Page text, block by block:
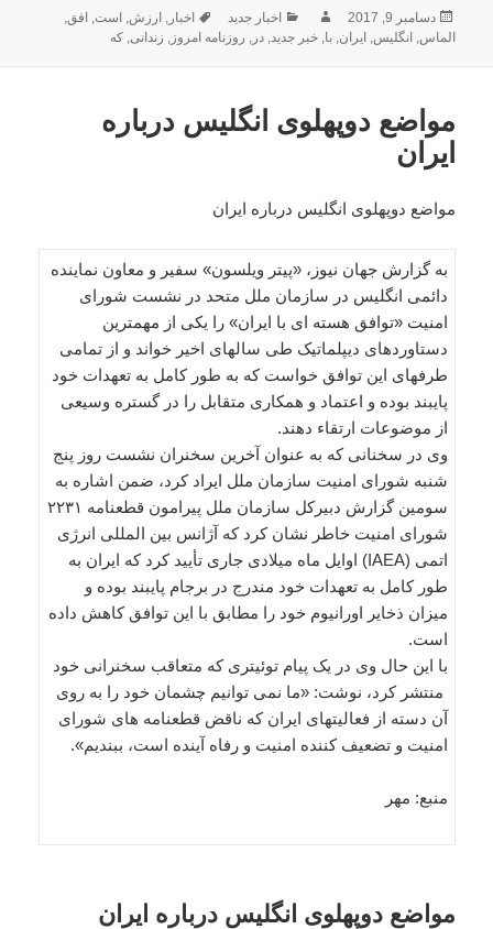
ارسال
شده
دسامبر 9, 2017 نویسندهدسته‌ها
اخبار جدید برچسب‌ها
اخبار, ارزش, است, افق,
الماس, انگلیس, ایران,با,خبر جدید,در, روزنامه امروز, زندانی,که
مواضع دوپهلوی انگلیس درباره
ایران
مواضع دوپهلوی انگلیس درباره ایران
به گزارش جهان نیوز، «پیتر ویلسون» سفیر و معاون نماینده
دائمی انگلیس در سازمان ملل متحد در نشست شورای
امنیت «توافق هسته ای با ایران» را یکی از مهمترین
دستاوردهای دیپلماتیک طی سالهای اخیر خواند و از تمامی
طرفهای این توافق خواست که به طور کامل به تعهدات خود
پایبند بوده و اعتماد و همکاری متقابل را در گستره وسیعی
از موضوعات ارتقاء دهند.
وی در سخنانی که به عنوان آخرین سخنران نشست روز پنج
شنبه شورای امنیت سازمان ملل ایراد کرد، ضمن اشاره به
سومین گزارش دبیرکل سازمان ملل پیرامون قطعنامه ۲۲۳۱
شورای امنیت خاطر نشان کرد که آژانس بین المللی انرژی
اتمی (IAEA) اوایل ماه میلادی جاری تأیید کرد که ایران به
طور کامل به تعهدات خود مندرج در برجام پایبند بوده و
میزان ذخایر اورانیوم خود را مطابق با این توافق کاهش داده
است.
با این حال وی در یک پیام توئیتری که متعاقب سخنرانی خود
منتشر کرد، نوشت: «ما نمی توانیم چشمان خود را به روی
آن دسته از فعالیتهای ایران که ناقض قطعنامه های شورای
امنیت و تضعیف کننده امنیت و رفاه آینده است، ببندیم».
منبع: مهر
مواضع دوپهلوی انگلیس درباره ایران